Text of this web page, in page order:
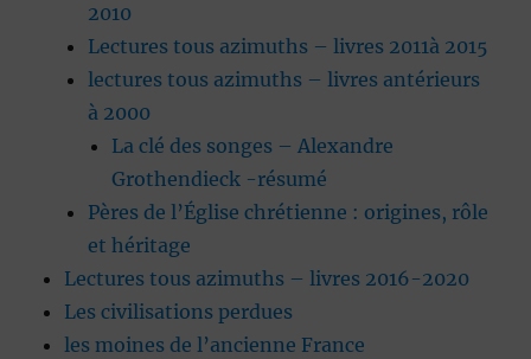
2010
Lectures tous azimuths – livres 2011à 2015
lectures tous azimuths – livres antérieurs
à 2000
La clé des songes – Alexandre
Grothendieck -résumé
Pères de l’Église chrétienne : origines, rôle
et héritage
Lectures tous azimuths – livres 2016-2020
Les civilisations perdues
les moines de l’ancienne France